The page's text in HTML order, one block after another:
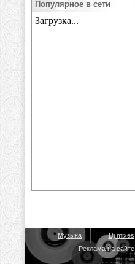
Популярное в сети
Музыка Dj mixes
Реклама на сайте